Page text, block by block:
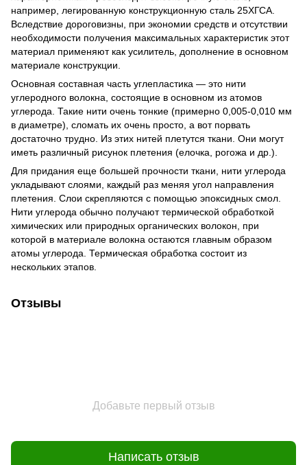
например, легированную конструкционную сталь 25ХГСА.
Вследствие дороговизны, при экономии средств и отсутствии
необходимости получения максимальных характеристик этот
материал применяют как усилитель, дополнение в основном
материале конструкции.
Основная составная часть углепластика — это нити
углеродного волокна, состоящие в основном из атомов
углерода. Такие нити очень тонкие (примерно 0,005-0,010 мм
в диаметре), сломать их очень просто, а вот порвать
достаточно трудно. Из этих нитей плетутся ткани. Они могут
иметь различный рисунок плетения (елочка, рогожа и др.).
Для придания еще большей прочности ткани, нити углерода
укладывают слоями, каждый раз меняя угол направления
плетения. Слои скрепляются с помощью эпоксидных смол.
Нити углерода обычно получают термической обработкой
химических или природных органических волокон, при
которой в материале волокна остаются главным образом
атомы углерода. Термическая обработка состоит из
нескольких этапов.
Отзывы
Добавьте первый отзыв
Написать отзыв